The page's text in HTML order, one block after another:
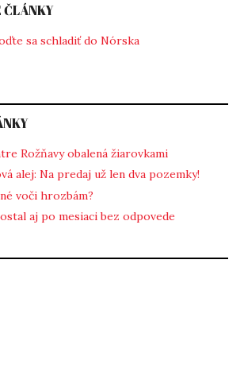
ČLÁNKY
sa schladiť do Nórska
Rožňavy obalená žiarovkami
alej: Na predaj už len dva pozemky!
voči hrozbám?
aj po mesiaci bez odpovede